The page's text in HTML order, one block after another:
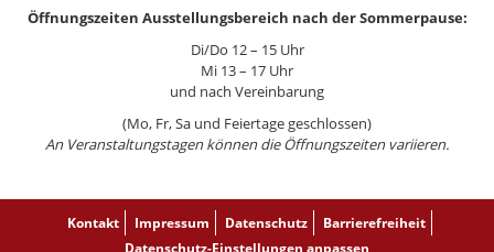
Öffnungszeiten Ausstellungsbereich nach der Sommerpause:
Di/Do 12 – 15 Uhr
Mi 13 – 17 Uhr
und nach Vereinbarung
(Mo, Fr, Sa und Feiertage geschlossen)
An Veranstaltungstagen können die Öffnungszeiten variieren.
Kontakt Impressum Datenschutz
Barrierefreiheit
Datenschutz-Einstellungen anpassen